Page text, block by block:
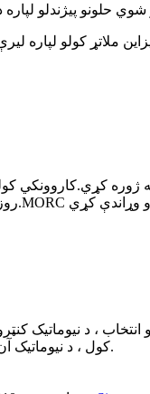
کول ، د نیوماتیک آن آف والو یا بریښنایی کنټرول والو.